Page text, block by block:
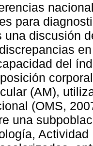
para
una discusión
del
(AM),
(OMS,
una